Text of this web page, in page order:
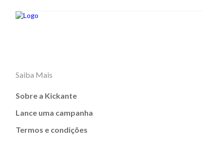
Saiba Mais
Sobre a Kickante
Lance uma campanha
Termos e condições